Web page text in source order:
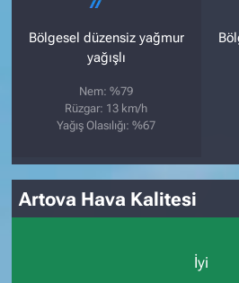
Bölgesel düzensiz yağmur
yağışlı
Nem: %79
Rüzgar: 13 km/h
Yağış Olasılığı: %67
Artova Hava Kalitesi
İyi